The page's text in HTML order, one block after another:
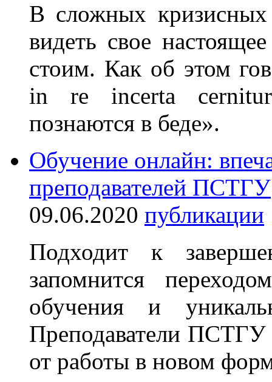
В сложных кризисных
видеть свое
стоим. Как об этом
in re incerta
познаются в беде».
Обучение онлайн:
преподавателей ПСТГУ
09.06.2020 публикации
Подходит к
запомнится
обучения и
Преподаватели ПСТГУ
от работы в новом